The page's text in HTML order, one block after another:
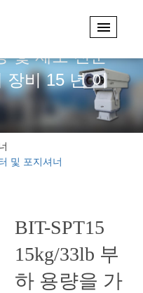
및 제조 전문
장비 15 년 이
및 포지셔너
BIT-SPT15
15kg/33lb 부
하 용량을 가